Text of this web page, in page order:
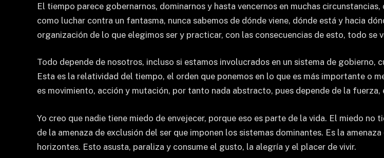
El tiempo parece gobernarnos, dominarnos y hasta vencernos en muchas
como luchar contra un fantasma, nunca sabemos de dónde viene, dónde está y hacia
organización de lo que elegimos ser y practicar, con las consecuencias de esto, todo se
Todo depende de nosotros, incluso si estamos involucrados en un sistema de
Esta es la relatividad del tiempo, el orden que ponemos en lo que es más importante o
es movimiento, acción y mutación, por tanto nada abstracto, pues depende de la
Yo creo que nadie tiene miedo de envejecer, porque eso es parte de la vida. El miedo
de la amenaza de exclusión del ser que imponen los sistemas dominantes. Es la
horizontes. Esto asusta, paraliza y consume el gusto, la alegría y el placer de vivir.